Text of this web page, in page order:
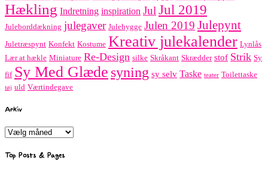
Hækling Indretning inspiration Jul Jul 2019
Juleborddækning julegaver Julehygge Julen 2019 Julepynt
Juletræspynt Konfekt Kostume Kreativ julekalender Lynlås
Lær at hækle Miniature Re-Design silke Skråkant Skrædder stof Strik Sy
fif Sy Med Glæde syning sy selv Taske teater Toilettaske
tøj uld Værtindegave
Arkiv
Arkiv
Top Posts & Pages